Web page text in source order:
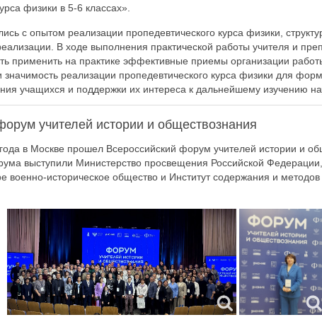
физики в 5-6 классах».
с опытом реализации пропедевтического курса физики,
В ходе выполнения практической работы учителя и
применить на практике эффективные приемы организации
реализации пропедевтического курса физики для
учащихся и поддержки их интереса к дальнейшему изучению
учителей истории и обществознания
в Москве прошел Всероссийский форум учителей истории и
выступили Министерство просвещения Российской
военно-историческое общество и Институт содержания и